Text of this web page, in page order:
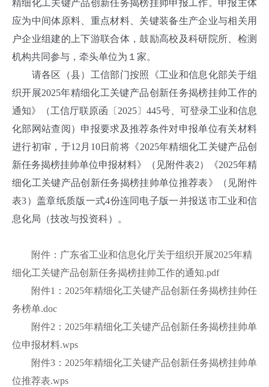
精细化工关键产品创新任务揭榜挂帅申报工作。申报主体
应为中间体原料、重点材料、关键装备生产企业与相关用
户企业组建的上下游联合体，鼓励高校及科研院所、检测
机构共同参与，牵头单位为１家。
请各区（县）工信部门按照《工业和信息化部关于组
织开展2025年精细化工关键产品创新任务揭榜挂帅工作的
通知》（工信厅联原函〔2025〕445号、可登录工业和信息
化部网站查阅）申报要求及推荐条件对申报单位有关材料
进行初审，于12月10日前将《2025年精细化工关键产品创
新任务揭榜挂帅单位申报材料》（见附件表2）《2025年精
细化工关键产品创新任务揭榜挂帅单位推荐表》（见附件
表3）盖章纸质版一式4份连同电子版一并报送市工业和信
息化局（技改与投资科）。
附件：广东省工业和信息化厅关于组织开展2025年精
细化工关键产品创新任务揭榜挂帅工作的通知.pdf
附件1：2025年精细化工关键产品创新任务揭榜挂帅任
务榜单.doc
附件2：2025年精细化工关键产品创新任务揭榜挂帅单
位申报材料.wps
附件3：2025年精细化工关键产品创新任务揭榜挂帅单
位推荐表.wps